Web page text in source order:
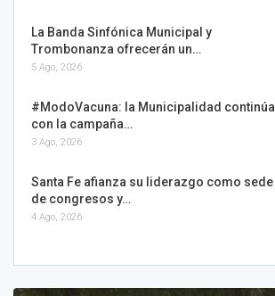
La Banda Sinfónica Municipal y
Trombonanza ofrecerán un…
5 Ago, 2026
#ModoVacuna: la Municipalidad continúa
con la campaña…
3 Ago, 2026
Santa Fe afianza su liderazgo como sede
de congresos y…
4 Ago, 2026